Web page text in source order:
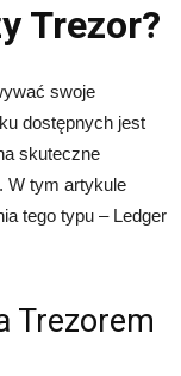
Trezor?
swoje
dostępnych jest
skuteczne
W tym artykule
tego typu – Ledger
Trezorem